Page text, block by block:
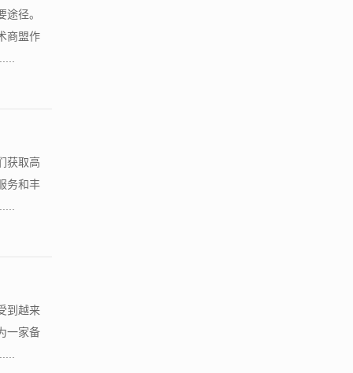
径。
商盟作
获取高
务和丰
到越来
一家备